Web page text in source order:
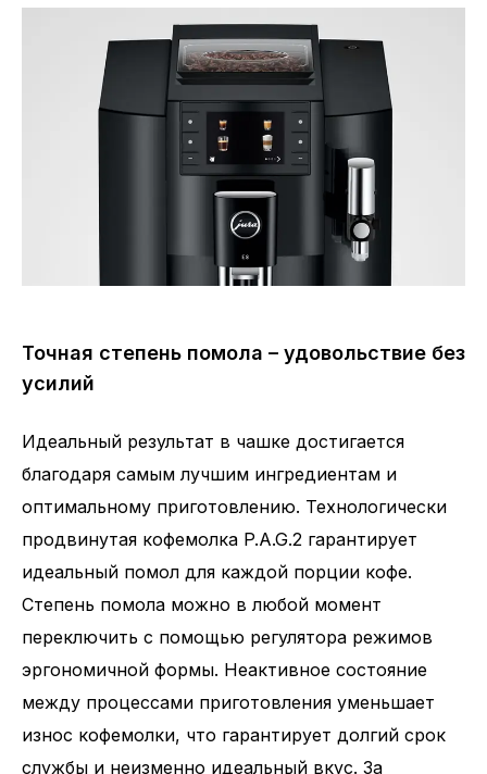
Точная степень помола – удовольствие без
усилий
Идеальный результат в чашке достигается
благодаря самым лучшим ингредиентам и
оптимальному приготовлению. Технологически
продвинутая кофемолка P.A.G.2 гарантирует
идеальный помол для каждой порции кофе.
Степень помола можно в любой момент
переключить с помощью регулятора режимов
эргономичной формы. Неактивное состояние
между процессами приготовления уменьшает
износ кофемолки, что гарантирует долгий срок
службы и неизменно идеальный вкус. За